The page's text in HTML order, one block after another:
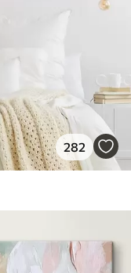
282